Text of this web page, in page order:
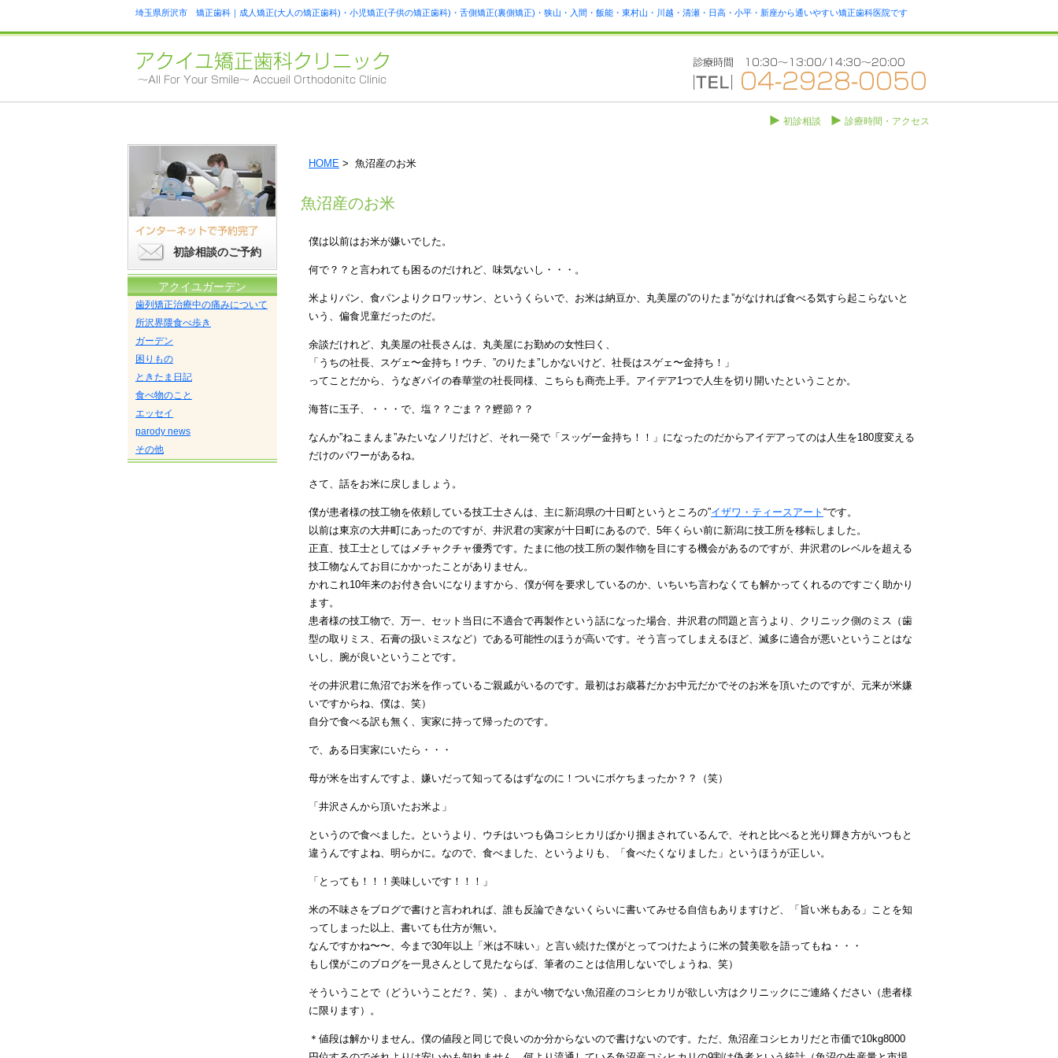
埼玉県所沢市 矯正歯科｜成人矯正(大人の矯正歯科)・小児矯正(子供の矯正歯科)・舌側矯正(裏側矯正)・狭山・入間・飯能・東村山・川越・清瀬・日高・小平・新座から通いやすい矯正歯科医院です
診療時間・アクセス
初診相談
HOME > 魚沼産のお米
魚沼産のお米
僕は以前はお米が嫌いでした。
何で？？と言われても困るのだけれど、味気ないし・・・。
米よりパン、食パンよりクロワッサン、というくらいで、お米は納豆か、丸美屋の”のりたま”がなければ食べる気すら起こらないと
いう、偏食児童だったのだ。
余談だけれど、丸美屋の社長さんは、丸美屋にお勤めの女性曰く、
「うちの社長、スゲェ〜金持ち！ウチ、”のりたま”しかないけど、社長はスゲェ〜金持ち！」
ってことだから、うなぎパイの春華堂の社長同様、こちらも商売上手。アイデア1つで人生を切り開いたということか。
海苔に玉子、・・・で、塩？？ごま？？鰹節？？
なんか”ねこまんま”みたいなノリだけど、それ一発で「スッゲー金持ち！！」になったのだからアイデアってのは人生を180度変える
だけのパワーがあるね。
さて、話をお米に戻しましょう。
僕が患者様の技工物を依頼している技工士さんは、主に新潟県の十日町というところの”イザワ・ティースアート “です。
以前は東京の大井町にあったのですが、井沢君の実家が十日町にあるので、5年くらい前に新潟に技工所を移転しました。
正直、技工士としてはメチャクチャ優秀です。たまに他の技工所の製作物を目にする機会があるのですが、井沢君のレベルを超える
技工物なんてお目にかかったことがありません。
かれこれ10年来のお付き合いになりますから、僕が何を要求しているのか、いちいち言わなくても解かってくれるのですごく助かり
ます。
患者様の技工物で、万一、セット当日に不適合で再製作という話になった場合、井沢君の問題と言うより、クリニック側のミス（歯
型の取りミス、石膏の扱いミスなど）である可能性のほうが高いです。そう言ってしまえるほど、滅多に適合が悪いということはな
いし、腕が良いということです。
その井沢君に魚沼でお米を作っているご親戚がいるのです。最初はお歳暮だかお中元だかでそのお米を頂いたのですが、元来が米嫌
いですからね、僕は、笑）
自分で食べる訳も無く、実家に持って帰ったのです。
で、ある日実家にいたら・・・
母が米を出すんですよ、嫌いだって知ってるはずなのに！ついにボケちまったか？？（笑）
「井沢さんから頂いたお米よ」
というので食べました。というより、ウチはいつも偽コシヒカリばかり掴まされているんで、それと比べると光り輝き方がいつもと
違うんですよね、明らかに。なので、食べました、というよりも、「食べたくなりました」というほうが正しい。
「とっても！！！美味しいです！！！」
米の不味さをブログで書けと言われれば、誰も反論できないくらいに書いてみせる自信もありますけど、「旨い米もある」ことを知
ってしまった以上、書いても仕方が無い。
なんですかね〜〜、今まで30年以上「米は不味い」と言い続けた僕がとってつけたように米の賛美歌を語ってもね・・・
もし僕がこのブログを一見さんとして見たならば、筆者のことは信用しないでしょうね、笑）
そういうことで（どういうことだ？、笑）、まがい物でない魚沼産のコシヒカリが欲しい方はクリニックにご連絡ください（患者様
に限ります）。
＊値段は解かりません。僕の値段と同じで良いのか分からないので書けないのです。ただ、魚沼産コシヒカリだと市価で10kg8000
初診相談のご予約
アクイユガーデン
歯列矯正治療中の痛みについて
所沢界隈食べ歩き
ガーデン
困りもの
ときたま日記
食べ物のこと
エッセイ
parody news
その他